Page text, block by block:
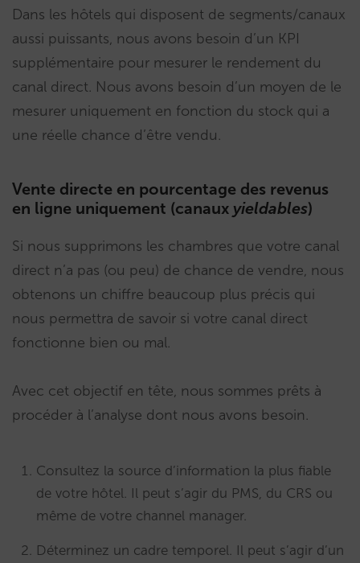
Dans les hôtels qui disposent de segments/canaux
aussi puissants, nous avons besoin d’un KPI
supplémentaire pour mesurer le rendement du
canal direct. Nous avons besoin d’un moyen de le
mesurer uniquement en fonction du stock qui a
une réelle chance d’être vendu.
Vente directe en pourcentage des revenus
en ligne uniquement (canaux yieldables)
Si nous supprimons les chambres que votre canal
direct n’a pas (ou peu) de chance de vendre, nous
obtenons un chiffre beaucoup plus précis qui
nous permettra de savoir si votre canal direct
fonctionne bien ou mal.
Avec cet objectif en tête, nous sommes prêts à
procéder à l’analyse dont nous avons besoin.
Consultez la source d’information la plus fiable
de votre hôtel. Il peut s’agir du PMS, du CRS ou
même de votre channel manager.
Déterminez un cadre temporel. Il peut s’agir d’un